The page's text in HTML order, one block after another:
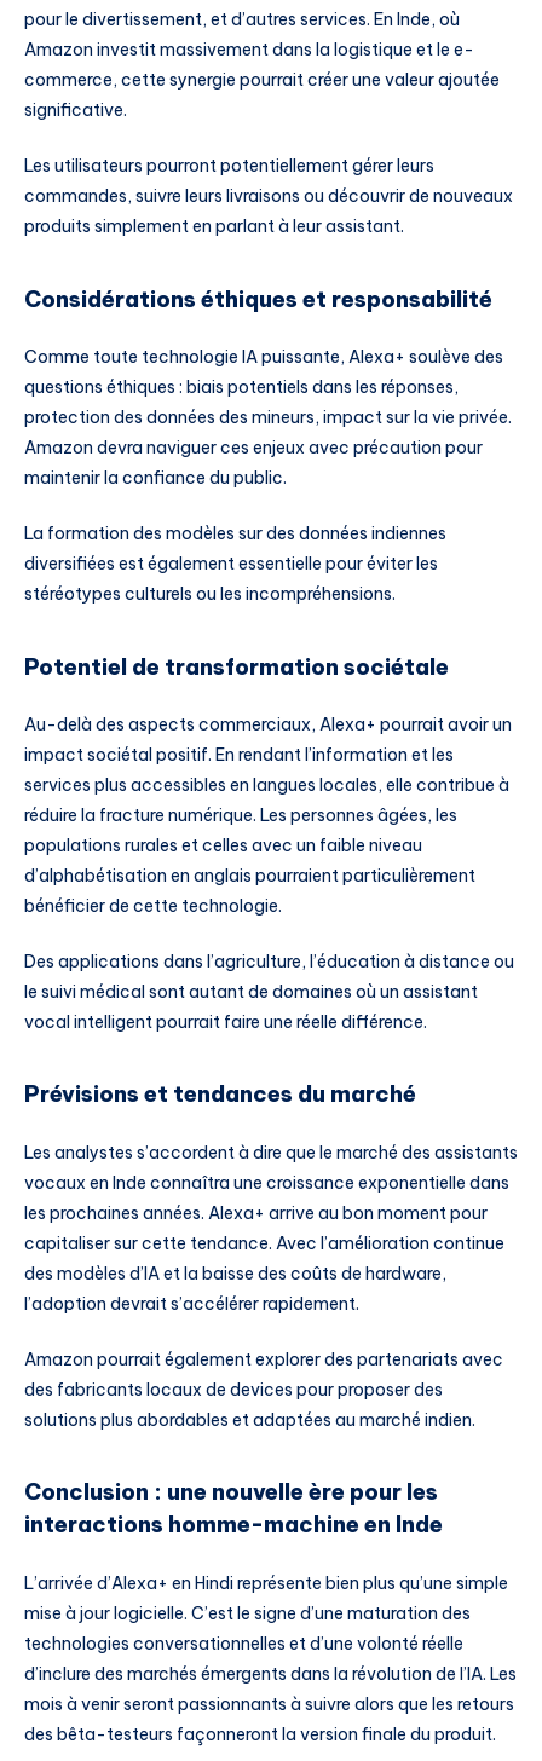
pour le divertissement, et d’autres services. En Inde, où
Amazon investit massivement dans la logistique et le e-
commerce, cette synergie pourrait créer une valeur ajoutée
significative.
Les utilisateurs pourront potentiellement gérer leurs
commandes, suivre leurs livraisons ou découvrir de nouveaux
produits simplement en parlant à leur assistant.
Considérations éthiques et responsabilité
Comme toute technologie IA puissante, Alexa+ soulève des
questions éthiques : biais potentiels dans les réponses,
protection des données des mineurs, impact sur la vie privée.
Amazon devra naviguer ces enjeux avec précaution pour
maintenir la confiance du public.
La formation des modèles sur des données indiennes
diversifiées est également essentielle pour éviter les
stéréotypes culturels ou les incompréhensions.
Potentiel de transformation sociétale
Au-delà des aspects commerciaux, Alexa+ pourrait avoir un
impact sociétal positif. En rendant l’information et les
services plus accessibles en langues locales, elle contribue à
réduire la fracture numérique. Les personnes âgées, les
populations rurales et celles avec un faible niveau
d’alphabétisation en anglais pourraient particulièrement
bénéficier de cette technologie.
Des applications dans l’agriculture, l’éducation à distance ou
le suivi médical sont autant de domaines où un assistant
vocal intelligent pourrait faire une réelle différence.
Prévisions et tendances du marché
Les analystes s’accordent à dire que le marché des assistants
vocaux en Inde connaîtra une croissance exponentielle dans
les prochaines années. Alexa+ arrive au bon moment pour
capitaliser sur cette tendance. Avec l’amélioration continue
des modèles d’IA et la baisse des coûts de hardware,
l’adoption devrait s’accélérer rapidement.
Amazon pourrait également explorer des partenariats avec
des fabricants locaux de devices pour proposer des
solutions plus abordables et adaptées au marché indien.
Conclusion : une nouvelle ère pour les
interactions homme-machine en Inde
L’arrivée d’Alexa+ en Hindi représente bien plus qu’une simple
mise à jour logicielle. C’est le signe d’une maturation des
technologies conversationnelles et d’une volonté réelle
d’inclure des marchés émergents dans la révolution de l’IA. Les
mois à venir seront passionnants à suivre alors que les retours
des bêta-testeurs façonneront la version finale du produit.